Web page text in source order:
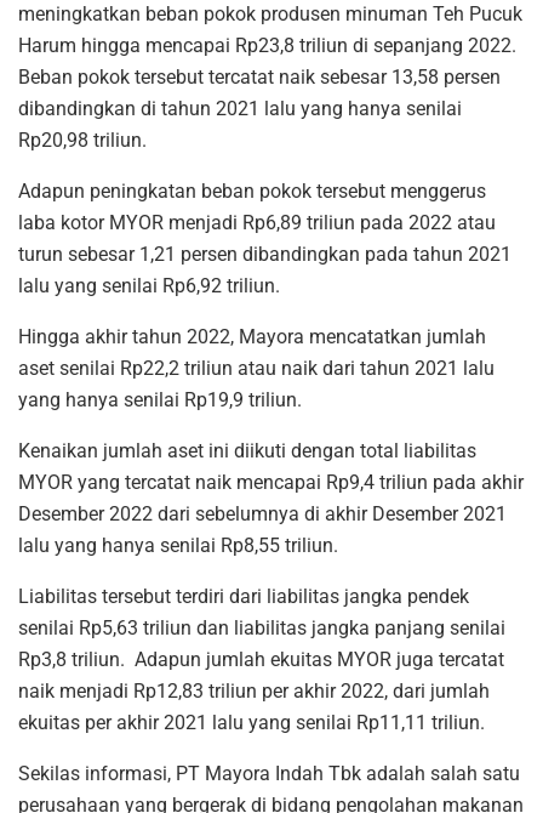
meningkatkan beban pokok produsen minuman Teh Pucuk
Harum hingga mencapai Rp23,8 triliun di sepanjang 2022.
Beban pokok tersebut tercatat naik sebesar 13,58 persen
dibandingkan di tahun 2021 lalu yang hanya senilai
Rp20,98 triliun.
Adapun peningkatan beban pokok tersebut menggerus
laba kotor MYOR menjadi Rp6,89 triliun pada 2022 atau
turun sebesar 1,21 persen dibandingkan pada tahun 2021
lalu yang senilai Rp6,92 triliun.
Hingga akhir tahun 2022, Mayora mencatatkan jumlah
aset senilai Rp22,2 triliun atau naik dari tahun 2021 lalu
yang hanya senilai Rp19,9 triliun.
Kenaikan jumlah aset ini diikuti dengan total liabilitas
MYOR yang tercatat naik mencapai Rp9,4 triliun pada akhir
Desember 2022 dari sebelumnya di akhir Desember 2021
lalu yang hanya senilai Rp8,55 triliun.
Liabilitas tersebut terdiri dari liabilitas jangka pendek
senilai Rp5,63 triliun dan liabilitas jangka panjang senilai
Rp3,8 triliun. Adapun jumlah ekuitas MYOR juga tercatat
naik menjadi Rp12,83 triliun per akhir 2022, dari jumlah
ekuitas per akhir 2021 lalu yang senilai Rp11,11 triliun.
Sekilas informasi, PT Mayora Indah Tbk adalah salah satu
perusahaan yang bergerak di bidang pengolahan makanan